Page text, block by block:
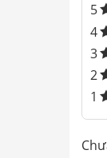
5
4
3
2
1